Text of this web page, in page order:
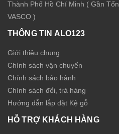
Thành Phố Hồ Chí Minh ( Gần
VASCO )
THÔNG TIN ALO123
Giới thiệu chung
Chính sách vận chuyển
Chính sách bảo hành
Chính sách đổi, trả hàng
Hướng dẫn lắp đặt Kệ gỗ
HỖ TRỢ KHÁCH HÀNG